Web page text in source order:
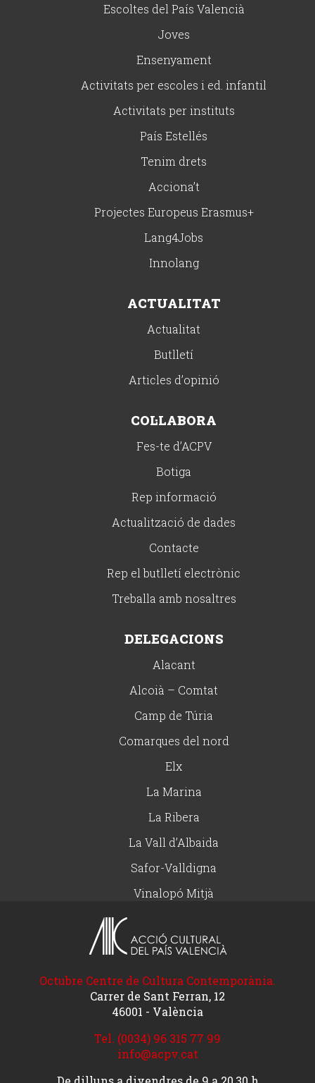
Escoltes del País Valencià
Joves
Ensenyament
Activitats per escoles i ed. infantil
Activitats per instituts
País Estellés
Tenim drets
Acciona’t
Projectes Europeus Erasmus+
Lang4Jobs
Innolang
ACTUALITAT
Actualitat
Butlletí
Articles d’opinió
COL·LABORA
Fes-te d’ACPV
Botiga
Rep informació
Actualització de dades
Contacte
Rep el butlletí electrònic
Treballa amb nosaltres
DELEGACIONS
Alacant
Alcoià – Comtat
Camp de Túria
Comarques del nord
Elx
La Marina
La Ribera
La Vall d’Albaida
Safor-Valldigna
Vinalopó Mitjà
Octubre Centre de Cultura Contemporània.
Carrer de Sant Ferran, 12
46001 - València
Tel. (0034) 96 315 77 99
info@acpv.cat